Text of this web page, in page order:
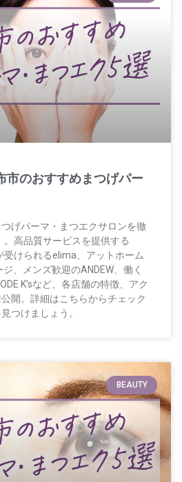
市のおすすめまつげパー
げパーマ・まつエクサロンを徹
高品質サービスを提供する
受けられるelima、アットホーム
、メンズ歓迎のANDEW、働く
K’sなど、各店舗の特徴、アク
開。詳細はこちらからチェック
つけましょう。
BEAUTY